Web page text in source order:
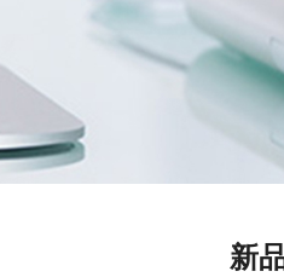
新